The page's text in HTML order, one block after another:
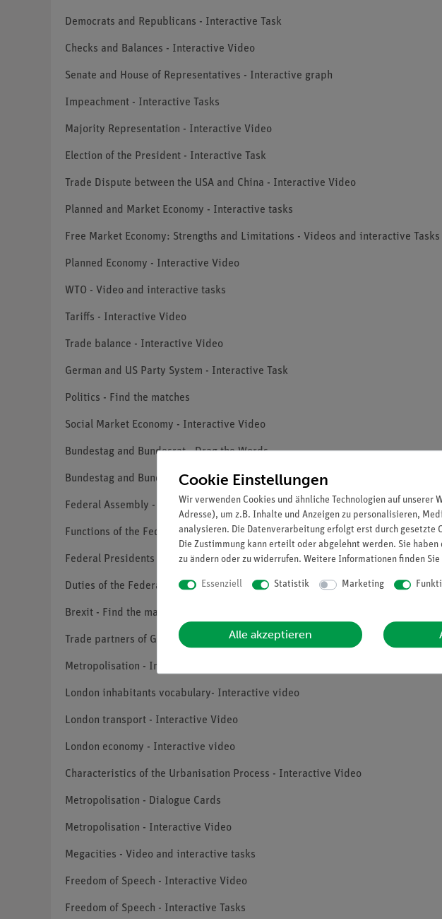
Democrats and Republicans - Interactive Task
Checks and Balances - Interactive Video
Senate and House of Representatives - Interactive graph
Impeachment - Interactive Tasks
Majority Representation - Interactive Video
Election of the President - Interactive Task
Trade Dispute between the USA and China - Interactive Video
Planned and Market Economy - Interactive tasks
Free Market Economy: Strengths and Limitations - Videos and interactive Tasks
Planned Economy - Interactive Video
WTO - Video and interactive tasks
Tariffs - Interactive Video
Trade balance - Interactive Video
German and US Party System - Interactive Task
Politics - Find the matches
Social Market Economy - Interactive Video
Bundestag and Bundesrat - Drag the Words
Bundestag and Bundesrat - Video and Drag and Drop
Federal Assembly - Interactive Video
Functions of the Federal President - Drag and Drop
Federal Presidents - Video and Drag the words
Duties of the Federal President - Video and interactive tasks
Brexit - Find the matches
Trade partners of Great Britain - Interactive task
Metropolisation - Interactive graph with video
London inhabitants vocabulary- Interactive video
London transport - Interactive Video
London economy - Interactive video
Characteristics of the Urbanisation Process - Interactive Video
Metropolisation - Dialogue Cards
Metropolisation - Interactive Video
Megacities - Video and interactive tasks
Freedom of Speech - Interactive Video
Freedom of Speech - Interactive Tasks
Cookie Einstellungen
Wir verwenden Cookies und ähnliche Technologien auf
Adresse), um z.B. Inhalte und Anzeigen zu personalisieren,
analysieren. Die Datenverarbeitung erfolgt erst durch
Die Zustimmung kann erteilt oder abgelehnt werden. Sie
zu ändern oder zu widerrufen. Weitere Informationen finden Sie
Essenziell Statistik Marketing
Alle akzeptieren